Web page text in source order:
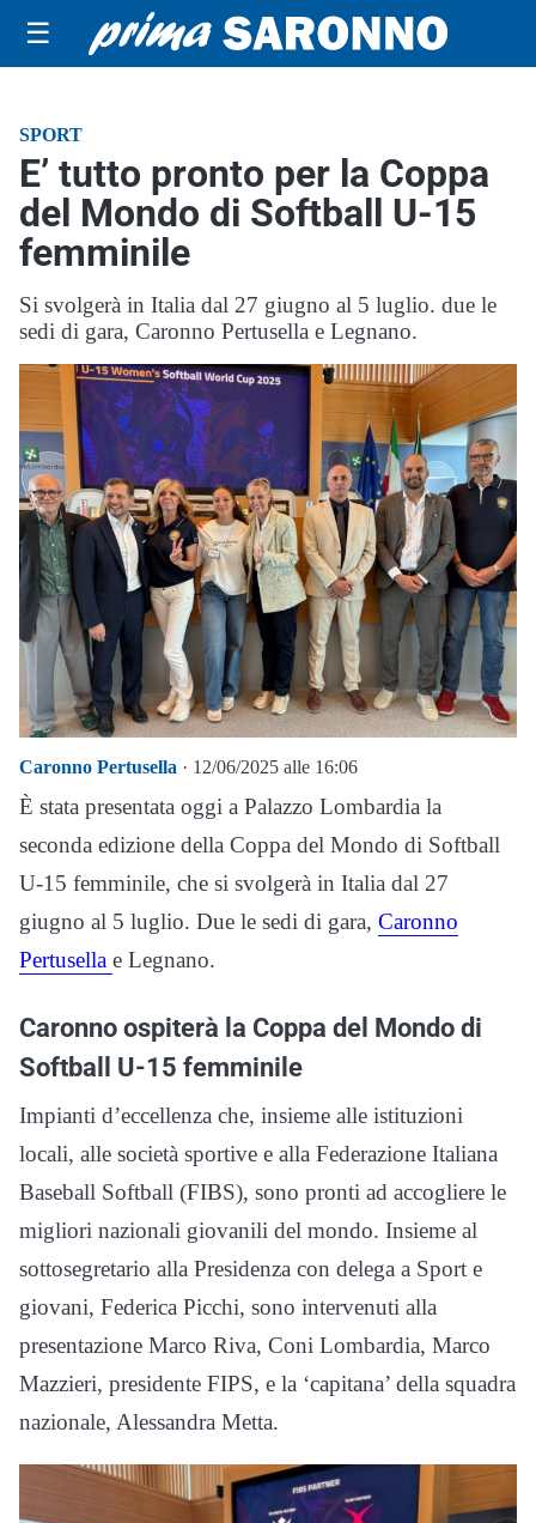
☰
SPORT
E’ tutto pronto per la Coppa
del Mondo di Softball U-15
femminile
Si svolgerà in Italia dal 27 giugno al 5 luglio. due le
sedi di gara, Caronno Pertusella e Legnano.
Caronno Pertusella · 12/06/2025 alle 16:06
È stata presentata oggi a Palazzo Lombardia la
seconda edizione della Coppa del Mondo di Softball
U-15 femminile, che si svolgerà in Italia dal 27
giugno al 5 luglio. Due le sedi di gara, Caronno
Pertusella e Legnano.
Caronno ospiterà la Coppa del Mondo di
Softball U-15 femminile
Impianti d’eccellenza che, insieme alle istituzioni
locali, alle società sportive e alla Federazione Italiana
Baseball Softball (FIBS), sono pronti ad accogliere le
migliori nazionali giovanili del mondo. Insieme al
sottosegretario alla Presidenza con delega a Sport e
giovani, Federica Picchi, sono intervenuti alla
presentazione Marco Riva, Coni Lombardia, Marco
Mazzieri, presidente FIPS, e la ‘capitana’ della squadra
nazionale, Alessandra Metta.